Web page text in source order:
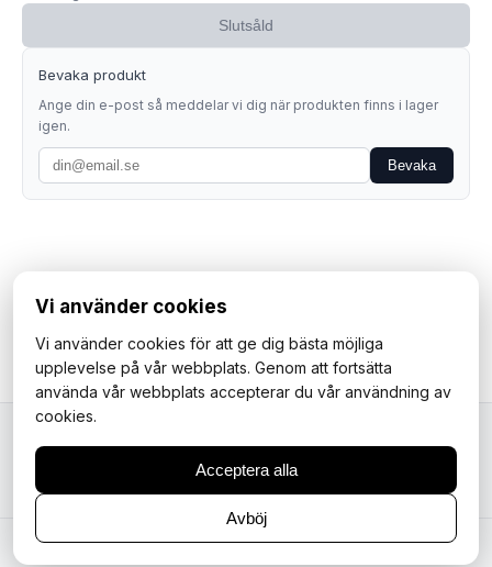
Slutsåld
Bevaka produkt
Ange din e-post så meddelar vi dig när produkten finns i lager
igen.
Bevaka
Mopedfantasterna
© 2026 Your Store. All rights reserved.
Vi använder cookies
Vi använder cookies för att ge dig bästa möjliga
upplevelse på vår webbplats. Genom att fortsätta
använda vår webbplats accepterar du vår användning av
cookies.
Acceptera alla
Avböj